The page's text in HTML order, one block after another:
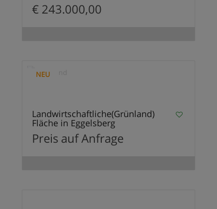
€ 243.000,00
NEU
1
Landwirtschaftliche(Grünland)
Fläche in Eggelsberg
Preis auf Anfrage